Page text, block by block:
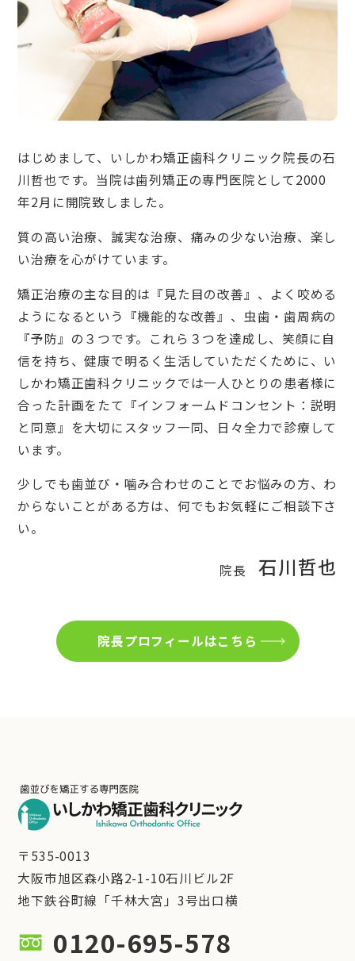
はじめまして、いしかわ矯正歯科クリニック院長の石
川哲也です。当院は歯列矯正の専門医院として2000
年2月に開院致しました。
質の高い治療、誠実な治療、痛みの少ない治療、楽し
い治療を心がけています。
矯正治療の主な目的は『見た目の改善』、よく咬める
ようになるという『機能的な改善』、虫歯・歯周病の
『予防』の３つです。これら３つを達成し、笑顔に自
信を持ち、健康で明るく生活していただくために、い
しかわ矯正歯科クリニックでは一人ひとりの患者様に
合った計画をたて『インフォームドコンセント：説明
と同意』を大切にスタッフ一同、日々全力で診療して
います。
少しでも歯並び・噛み合わせのことでお悩みの方、わ
からないことがある方は、何でもお気軽にご相談下さ
い。
院長 石川哲也
院長プロフィールはこちら
〒535-0013
大阪市旭区森小路2-1-10石川ビル2F
地下鉄谷町線「千林大宮」3号出口横
0120-695-578